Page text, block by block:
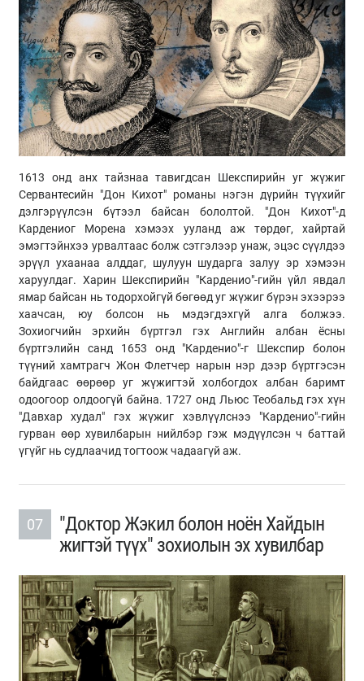
1613 онд анх тайзнаа тавигдсан Шекспирийн уг жүжиг
Сервантесийн "Дон Кихот" романы нэгэн дүрийн түүхийг
дэлгэрүүлсэн бүтээл байсан бололтой. "Дон Кихот"-д
Кардениог Морена хэмээх ууланд аж төрдөг, хайртай
эмэгтэйнхээ урвалтаас болж сэтгэлээр унаж, эцэс сүүлдээ
эрүүл ухаанаа алддаг, шулуун шударга залуу эр хэмээн
харуулдаг. Харин Шекспирийн "Карденио"-гийн үйл явдал
ямар байсан нь тодорхойгүй бөгөөд уг жүжиг бүрэн эхээрээ
хаачсан, юу болсон нь мэдэгдэхгүй алга болжээ.
Зохиогчийн эрхийн бүртгэл гэх Английн албан ёсны
бүртгэлийн санд 1653 онд "Карденио"-г Шекспир болон
түүний хамтрагч Жон Флетчер нарын нэр дээр бүртгэсэн
байдгаас өөрөөр уг жүжигтэй холбогдох албан баримт
одоогоор олдоогүй байна. 1727 онд Льюс Теобальд гэх хүн
"Давхар худал" гэх жүжиг хэвлүүлснээ "Карденио"-гийн
гурван өөр хувилбарын нийлбэр гэж мэдүүлсэн ч баттай
үгүйг нь судлаачид тогтоож чадаагүй аж.
07
"Доктор Жэкил болон ноён Хайдын
жигтэй түүх" зохиолын эх хувилбар